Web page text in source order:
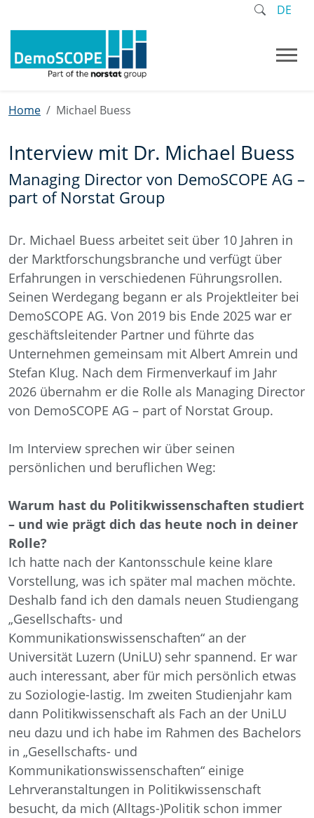
DE
Home Michael Buess
Interview mit Dr. Michael Buess
Managing Director von DemoSCOPE AG –
part of Norstat Group
Dr. Michael Buess arbeitet seit über 10 Jahren in
der Marktforschungsbranche und verfügt über
Erfahrungen in verschiedenen Führungsrollen.
Seinen Werdegang begann er als Projektleiter bei
DemoSCOPE AG. Von 2019 bis Ende 2025 war er
geschäftsleitender Partner und führte das
Unternehmen gemeinsam mit Albert Amrein und
Stefan Klug. Nach dem Firmenverkauf im Jahr
2026 übernahm er die Rolle als Managing Director
von DemoSCOPE AG – part of Norstat Group.
Im Interview sprechen wir über seinen
persönlichen und beruflichen Weg:
Warum hast du Politikwissenschaften studiert
– und wie prägt dich das heute noch in deiner
Rolle?
Ich hatte nach der Kantonsschule keine klare
Vorstellung, was ich später mal machen möchte.
Deshalb fand ich den damals neuen Studiengang
„Gesellschafts- und
Kommunikationswissenschaften“ an der
Universität Luzern (UniLU) sehr spannend. Er war
auch interessant, aber für mich persönlich etwas
zu Soziologie-lastig. Im zweiten Studienjahr kam
dann Politikwissenschaft als Fach an der UniLU
neu dazu und ich habe im Rahmen des Bachelors
in „Gesellschafts- und
Kommunikationswissenschaften“ einige
Lehrveranstaltungen in Politikwissenschaft
besucht, da mich (Alltags-)Politik schon immer